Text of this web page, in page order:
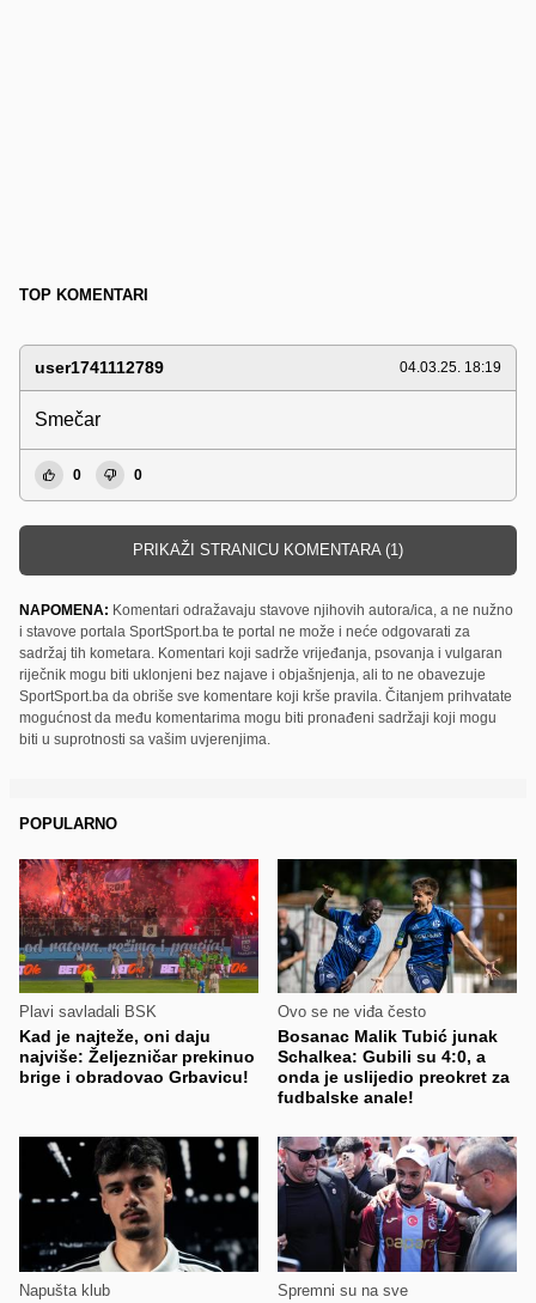
TOP KOMENTARI
user1741112789 04.03.25. 18:19
Smečar
0 0
PRIKAŽI STRANICU KOMENTARA (1)
NAPOMENA: Komentari odražavaju stavove njihovih autora/ica, a ne nužno
i stavove portala SportSport.ba te portal ne može i neće odgovarati za
sadržaj tih kometara. Komentari koji sadrže vrijeđanja, psovanja i vulgaran
riječnik mogu biti uklonjeni bez najave i objašnjenja, ali to ne obavezuje
SportSport.ba da obriše sve komentare koji krše pravila. Čitanjem prihvatate
mogućnost da među komentarima mogu biti pronađeni sadržaji koji mogu
biti u suprotnosti sa vašim uvjerenjima.
POPULARNO
Plavi savladali BSK
Kad je najteže, oni daju
najviše: Željezničar prekinuo
brige i obradovao Grbavicu!
Ovo se ne viđa često
Bosanac Malik Tubić junak
Schalkea: Gubili su 4:0, a
onda je uslijedio preokret za
fudbalske anale!
Napušta klub Spremni su na sve